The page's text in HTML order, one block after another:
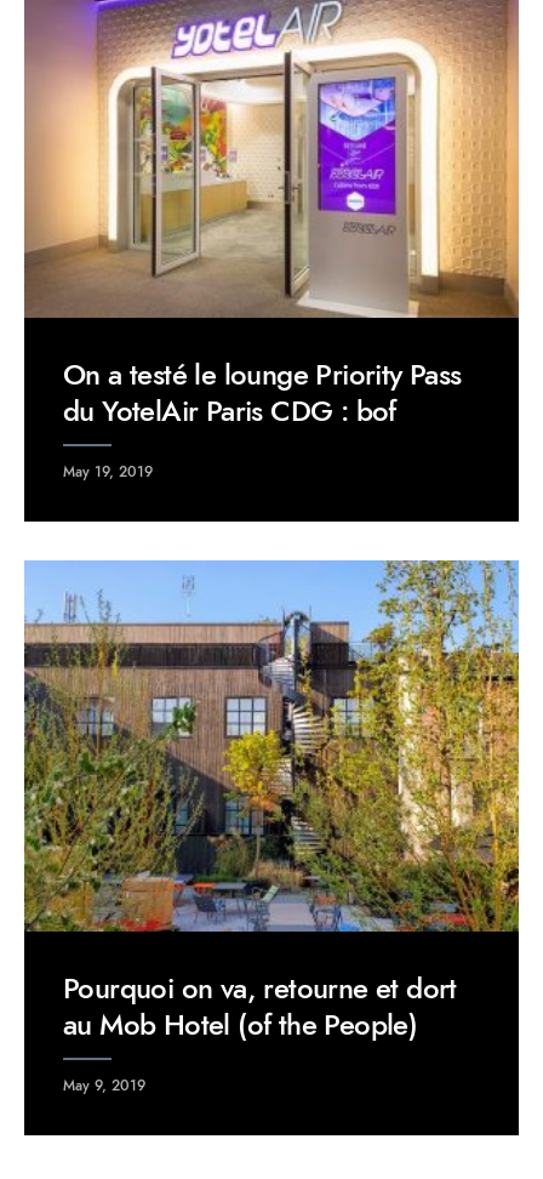
On a testé le lounge Priority Pass
du YotelAir Paris CDG : bof
May 19, 2019
Pourquoi on va, retourne et dort
au Mob Hotel (of the People)
May 9, 2019